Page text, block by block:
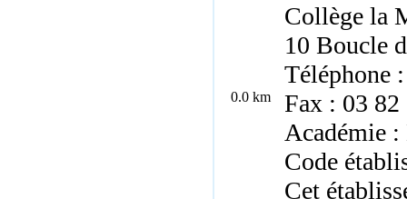
0.0 km
Collège la
10 Boucle
Téléphone
Fax : 03 82
Académie
Code
Cet